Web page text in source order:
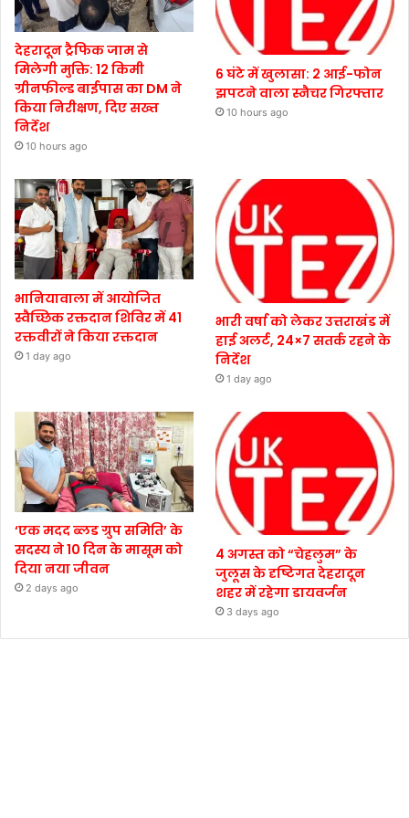
देहरादून ट्रैफिक जाम से
मिलेगी मुक्ति: 12 किमी
ग्रीनफील्ड बाईपास का DM ने
किया निरीक्षण, दिए सख्त
निर्देश
10 hours ago
6 घंटे में खुलासा: 2 आई-फोन
झपटने वाला स्नैचर गिरफ्तार
10 hours ago
भानियावाला में आयोजित
स्वैच्छिक रक्तदान शिविर में 41
रक्तवीरों ने किया रक्तदान
1 day ago
भारी वर्षा को लेकर उत्तराखंड में
हाई अलर्ट, 24×7 सतर्क रहने के
निर्देश
1 day ago
‘एक मदद ब्लड ग्रुप समिति’ के
सदस्य ने 10 दिन के मासूम को
दिया नया जीवन
2 days ago
4 अगस्त को “चेहलुम” के
जुलूस के दृष्टिगत देहरादून
शहर में रहेगा डायवर्जन
3 days ago